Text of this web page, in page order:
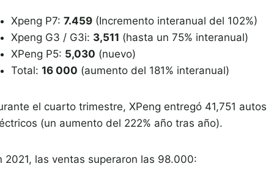
Xpeng P7: 7.459 (Incremento interanual del 102%)
Xpeng G3 / G3i: 3,511 (hasta un 75% interanual)
XPeng P5: 5,030 (nuevo)
Total: 16 000 (aumento del 181% interanual)
el cuarto trimestre, XPeng entregó 41,751 autos
(un aumento del 222% año tras año).
2021, las ventas superaron las 98.000: